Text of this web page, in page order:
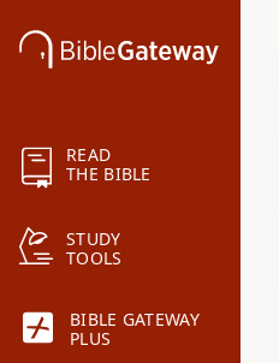
READ
THE BIBLE
STUDY
TOOLS
BIBLE GATEWAY
PLUS